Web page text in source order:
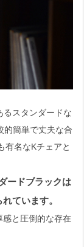
るスタンダードな
的簡単で丈夫な合
有名なKチェアと
ードブラックは
ています。
感と圧倒的な存在